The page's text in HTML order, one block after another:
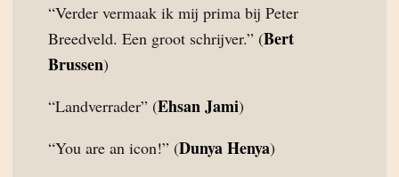
“Verder vermaak ik mij prima bij Peter
Breedveld. Een groot schrijver.” (Bert
Brussen)
“Landverrader” (Ehsan Jami)
“You are an icon!” (Dunya Henya)